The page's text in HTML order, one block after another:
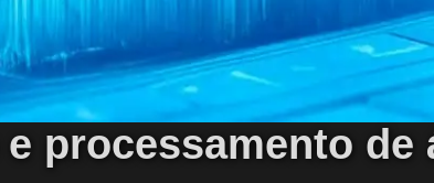
processamento de